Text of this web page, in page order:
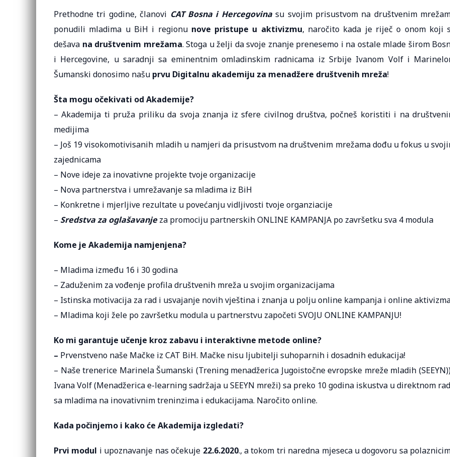
Prethodne tri godine, članovi CAT Bosna i Hercegovinasu svojim prisustvom na društvenim
ponudili mladima u BiH i regionu nove pristupe u aktivizmu, naročito kada je riječ o onom koji
dešava na društvenim mrežama. Stoga u želji da svoje znanje prenesemo i na ostale mlade širom
i Hercegovine, u saradnji sa eminentnim omladinskim radnicama iz Srbije Ivanom Volf i
Šumanski donosimo našu prvu Digitalnu akademiju za menadžere društvenih mreža!
Šta mogu očekivati od Akademije?
– Akademija ti pruža priliku da svoja znanja iz sfere civilnog društva, počneš koristiti i na
medijima
– Još 19 visokomotivisanih mladih u namjeri da prisustvom na društvenim mrežama dođu u fokus u
zajednicama
– Nove ideje za inovativne projekte tvoje organizacije
– Nova partnerstva i umrežavanje sa mladima iz BiH
– Konkretne i mjerljive rezultate u povećanju vidljivosti tvoje organziacije
– Sredstva za oglašavanjeza promociju partnerskih ONLINE KAMPANJA po završetku sva 4 modula
Kome je Akademija namjenjena?
– Mladima između 16 i 30 godina
– Zaduženim za vođenje profila društvenih mreža u svojim organizacijama
– Istinska motivacija za rad i usvajanje novih vještina i znanja u polju online kampanja i online
– Mladima koji žele po završetku modula u partnerstvu započeti SVOJU ONLINE KAMPANJU!
Ko mi garantuje učenje kroz zabavu i interaktivne metode online?
– Prvenstveno naše Mačke iz CAT BiH. Mačke nisu ljubitelji suhoparnih i dosadnih edukacija!
– Naše trenerice Marinela Šumanski (Trening menadžerica Jugoistočne evropske mreže mladih
Ivana Volf (Menadžerica e-learning sadržaja u SEEYN mreži) sa preko 10 godina iskustva u direktnom
sa mladima na inovativnim treninzima i edukacijama. Naročito online.
Kada počinjemo i kako će Akademija izgledati?
Prvi modul i upoznavanje nas očekuje 22.6.2020., a tokom tri naredna mjeseca u dogovoru sa